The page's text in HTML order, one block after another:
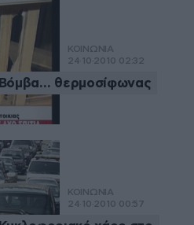
ΚΟΙΝΩΝΙΑ
24·10·2010 02:32
Βόμβα… θερμοσίφωνας
ΚΟΙΝΩΝΙΑ
24·10·2010 00:57